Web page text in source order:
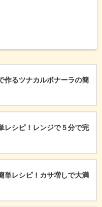
作るツナカルボナーラの簡
レシピ！レンジで５分で完
単レシピ！カサ増しで大満